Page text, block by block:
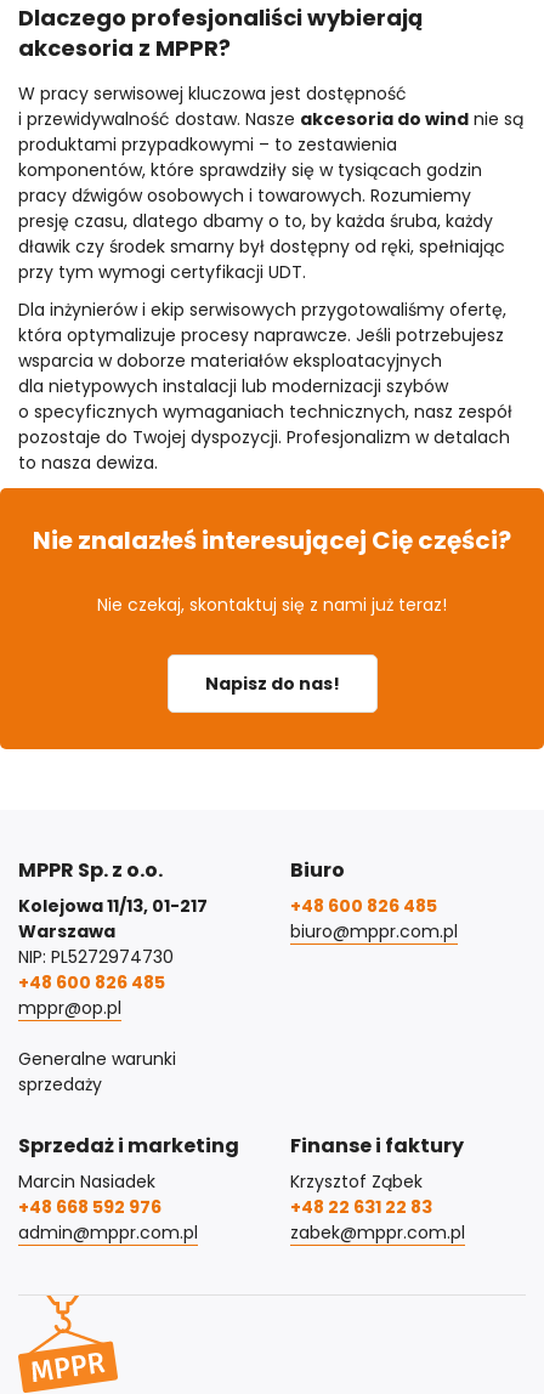
Dlaczego profesjonaliści wybierają
akcesoria z MPPR?
W pracy serwisowej kluczowa jest dostępność
i przewidywalność dostaw. Nasze akcesoria do wind nie są
produktami przypadkowymi – to zestawienia
komponentów, które sprawdziły się w tysiącach godzin
pracy dźwigów osobowych i towarowych. Rozumiemy
presję czasu, dlatego dbamy o to, by każda śruba, każdy
dławik czy środek smarny był dostępny od ręki, spełniając
przy tym wymogi certyfikacji UDT.
Dla inżynierów i ekip serwisowych przygotowaliśmy ofertę,
która optymalizuje procesy naprawcze. Jeśli potrzebujesz
wsparcia w doborze materiałów eksploatacyjnych
dla nietypowych instalacji lub modernizacji szybów
o specyficznych wymaganiach technicznych, nasz zespół
pozostaje do Twojej dyspozycji. Profesjonalizm w detalach
to nasza dewiza.
Nie znalazłeś interesującej Cię części?
Nie czekaj, skontaktuj się z nami już teraz!
Napisz do nas!
MPPR Sp. z o.o.
Kolejowa 11/13, 01-217
Warszawa
NIP: PL5272974730
+48 600 826 485
mppr@op.pl
Generalne warunki
sprzedaży
Biuro
+48 600 826 485
biuro@mppr.com.pl
Sprzedaż i marketing
Marcin Nasiadek
+48 668 592 976
admin@mppr.com.pl
Finanse i faktury
Krzysztof Ząbek
+48 22 631 22 83
zabek@mppr.com.pl